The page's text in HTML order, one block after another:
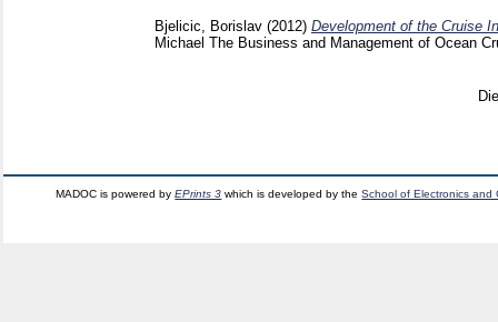
Bjelicic, Borislav (2012) Development of the Cruise
Michael The Business and Management of Ocean
MADOC is powered byEPrints 3 which is developed by theSchool of Electronics and